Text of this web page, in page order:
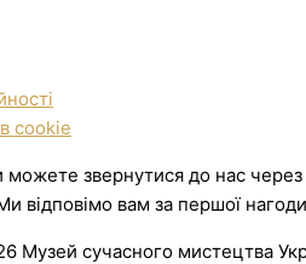
cookie
можете звернутися до нас через
відповімо вам за першої
Музей сучасного мистецтва